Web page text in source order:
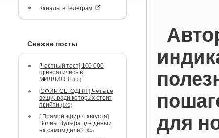
Каналы в Телеграм
Свежие посты
[Честный тест] 100 000
превратились в
МИЛЛИОН! (60)
[ЭФИР СЕГОДНЯ!] Четыре
вещи, ради которых стоит
прийти (102)
[ Прямой эфир 4 августа]
Волны Вульфа: где деньги
на самом деле? (84)
для